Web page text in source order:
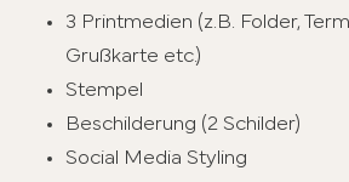
3 Printmedien (z.B. Folder,
Grußkarte etc.)
Stempel
Beschilderung (2 Schilder)
Social Media Styling